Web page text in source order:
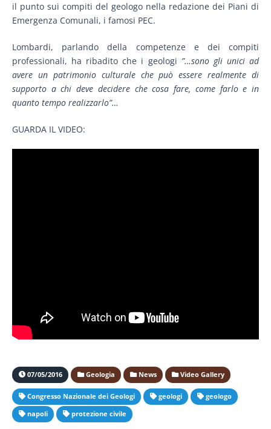
il punto sui compiti del geologo nella redazione dei Piani di
Emergenza Comunali, i famosi PEC.
Lombardi, parlando della competenze e dei compiti
professionali, ha ribadito che i geologi ”…sono gli unici ad
avere un patrimonio culturale che può essere realmente di
supporto a chi deve decidere che cosa fare, come farlo e in
quanto tempo realizzarlo”…
GUARDA IL VIDEO:
07/05/2016 Geologia News Video Gallery
Congresso Nazionale dei Geologi geologi
geologo
napoli
protezione civile